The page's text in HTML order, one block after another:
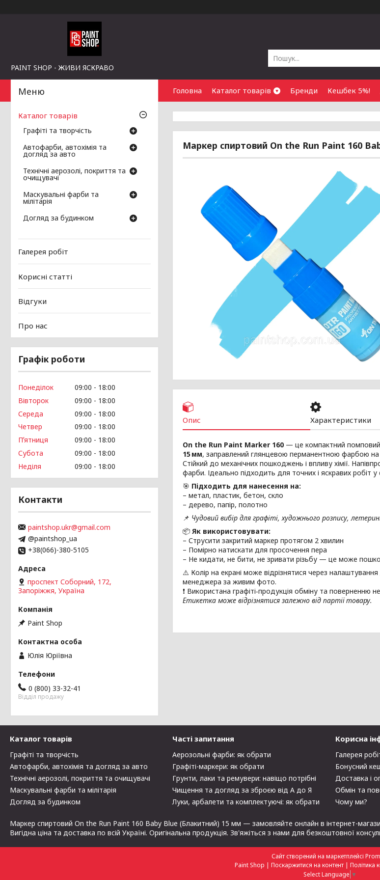
PAINT SHOP - ЖИВИ ЯСКРАВО
Головна Каталог товарів Бренди Кешбек 5%!
Маркер спиртовий On the Run Paint 160
Опис Характеристики
On the Run Paint Marker 160 — це компактний
15 мм, заправлений глянцевою перманентною фарбою на
Стійкий до механічних пошкоджень і впливу хімії.
фарби. Ідеально підходить для точних і яскравих робіт
🎯 Підходить для нанесення на:
– метал, пластик, бетон, скло
– дерево, папір, полотно
📌 Чудовий вибір для графіті, художнього розпису,
📦 Як використовувати:
– Струсити закритий маркер протягом 2 хвилин
– Помірно натискати для просочення пера
– Не кидати, не бити, не зривати різьбу — це може
⚠️ Колір на екрані може відрізнятися через
менеджера за живим фото.
❗ Використана графіті‑продукція обміну та поверненню
Етикетка може відрізнятися залежно від партії товару.
Каталог товарів
Графіті та творчість
Автофарби, автохімія та
догляд за авто
Технічні аерозолі, покриття та
очищувачі
Маскувальні фарби та
мілітарія
Догляд за будинком
Галерея робіт
Корисні статті
Відгуки
Про нас
Графік роботи
Понеділок 09:00
18:00
Вівторок
09:00
18:00
Середа
09:00
18:00
Четвер
09:00
18:00
Пʼятниця
09:00
18:00
Субота
09:00
18:00
Неділя
09:00 18:00
Контакти
paintshop.ukr@gmail.com
@paintshop_ua
+38(066)-380-5105
проспект Соборний, 172,
Запоріжжя, Україна
Paint Shop
Юлія Юріївна
0 (800) 33-32-41
Відділ продажу
Каталог товарів
Графіті та творчість
Автофарби, автохімія та догляд за авто
Технічні аерозолі, покриття та очищувачі
Маскувальні фарби та мілітарія
Догляд за будинком
Часті запитання
Аерозольні фарби: як обрати
Графіті-маркери: як обрати
Грунти, лаки та ремувери: навіщо потрібні
Чищення та догляд за зброєю від А до Я
Луки, арбалети та комплектуючі: як обрати
Корисна
Галерея
Бонусний
Доставка і
Обмін та
Чому ми?
Маркер спиртовий On the Run Paint 160 Baby Blue (Блакитний) 15 мм — замовляйте онлайн в інтернет-
Вигідна ціна та доставка по всій Україні. Оригінальна продукція. Зв'яжіться з нами для безкоштовної
Сайт створений на маркетплейсі
Paint Shop | Поскаржитися на контент | Політика
Select Language ▼